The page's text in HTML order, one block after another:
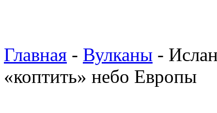
Главная - Вулканы -
«коптить» небо Европы